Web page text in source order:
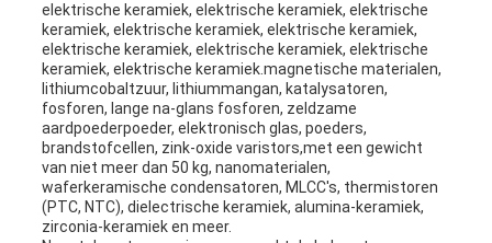
elektrische keramiek, elektrische keramiek, elektrische
keramiek, elektrische keramiek, elektrische keramiek,
elektrische keramiek, elektrische keramiek, elektrische
keramiek, elektrische keramiek.magnetische materialen,
lithiumcobaltzuur, lithiummangan, katalysatoren,
fosforen, lange na-glans fosforen, zeldzame
aardpoederpoeder, elektronisch glas, poeders,
brandstofcellen, zink-oxide varistors,met een gewicht
van niet meer dan 50 kg, nanomaterialen,
waferkeramische condensatoren, MLCC's, thermistoren
(PTC, NTC), dielectrische keramiek, alumina-keramiek,
zirconia-keramiek en meer.